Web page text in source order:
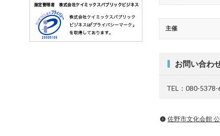
主催
お問い合わ
TEL：080-5378-
佐野市文化会館